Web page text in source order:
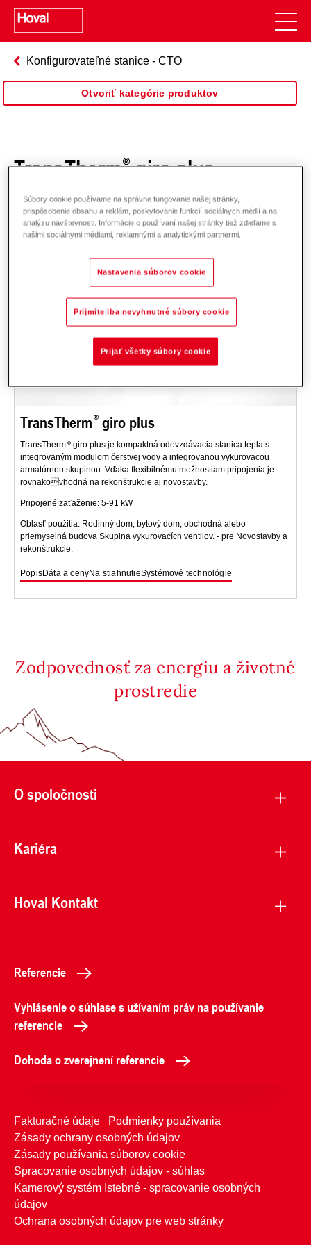
Konfigurovateľné stanice - CTO
Otvoriť kategórie produktov
TransTherm giro plus
TransTherm giro plus
TransTherm
giro plus je kompaktná odovzdávacia stanica tepla s
integrovaným modulom čerstvej vody a integrovanou vykurovacou
armatúrnou skupinou. Vďaka flexibilnému možnostiam pripojenia je
rovnakovhodná na rekonštrukcie aj novostavby.
Pripojené zaťaženie: 5-91 kW
Oblasť použitia: Rodinný dom, bytový dom, obchodná alebo
priemyselná budova Skupina vykurovacích ventilov. - pre Novostavby a
rekonštrukcie.
PopisDáta a cenyNa stiahnutieSystémové technológie
Zodpovednosť za energiu a životné
prostredie
O spoločnosti
Kariéra
Hoval Kontakt
Referencie
Vyhlásenie o súhlase s užívaním práv na používanie
referencie
Dohoda o zverejnení referencie
Fakturačné údaje
Podmienky používania
Zásady ochrany osobných údajov
Zásady používania súborov cookie
Spracovanie osobných údajov - súhlas
Kamerový systém Istebné - spracovanie osobných
údajov
Ochrana osobných údajov pre web stránky
Súbory cookie používame na správne fungovanie našej stránky,
prispôsobenie obsahu a reklám, poskytovanie funkcií sociálnych médií a na
analýzu návštevnosti. Informácie o používaní našej stránky tiež zdieľame s
našimi sociálnymi médiami, reklamnými a analytickými partnermi.
Nastavenia súborov cookie
Prijmite iba nevyhnutné súbory cookie
Prijať všetky súbory cookie